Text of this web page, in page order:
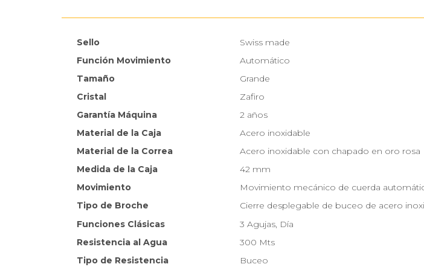
Sello
Swiss made
Función Movimiento
Automático
Tamaño
Grande
Cristal
Zafiro
Garantía Máquina
2 años
Material de la Caja
Acero inoxidable
Material de la Correa
Acero inoxidable con chapado en oro rosa
Medida de la Caja
42 mm
Movimiento
Movimiento mecánico de cuerda
Tipo de Broche
Cierre desplegable de buceo de acero
Funciones Clásicas
3 Agujas, Día
Resistencia al Agua
300 Mts
Tipo de Resistencia
Buceo